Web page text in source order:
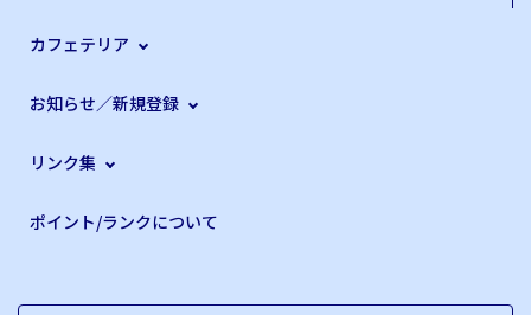
カフェテリア
お知らせ／新規登録
リンク集
ポイント/ランクについて